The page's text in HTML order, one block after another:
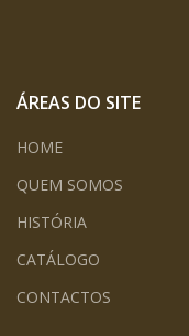
ÁREAS DO SITE
HOME
QUEM SOMOS
HISTÓRIA
CATÁLOGO
CONTACTOS